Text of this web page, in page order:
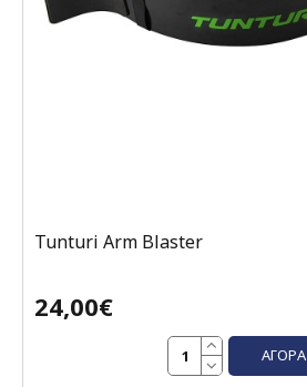
Tunturi Arm Blaster
24,00€
ΑΓΟΡΆ